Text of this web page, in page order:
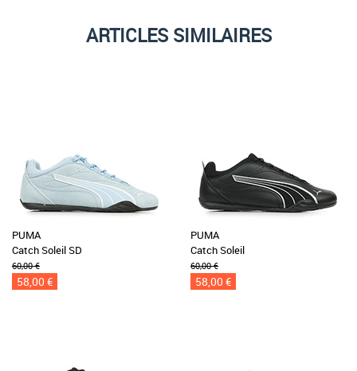
ARTICLES SIMILAIRES
PUMA
Catch Soleil SD
60,00 €
58,00 €
PUMA
Catch Soleil
60,00 €
58,00 €